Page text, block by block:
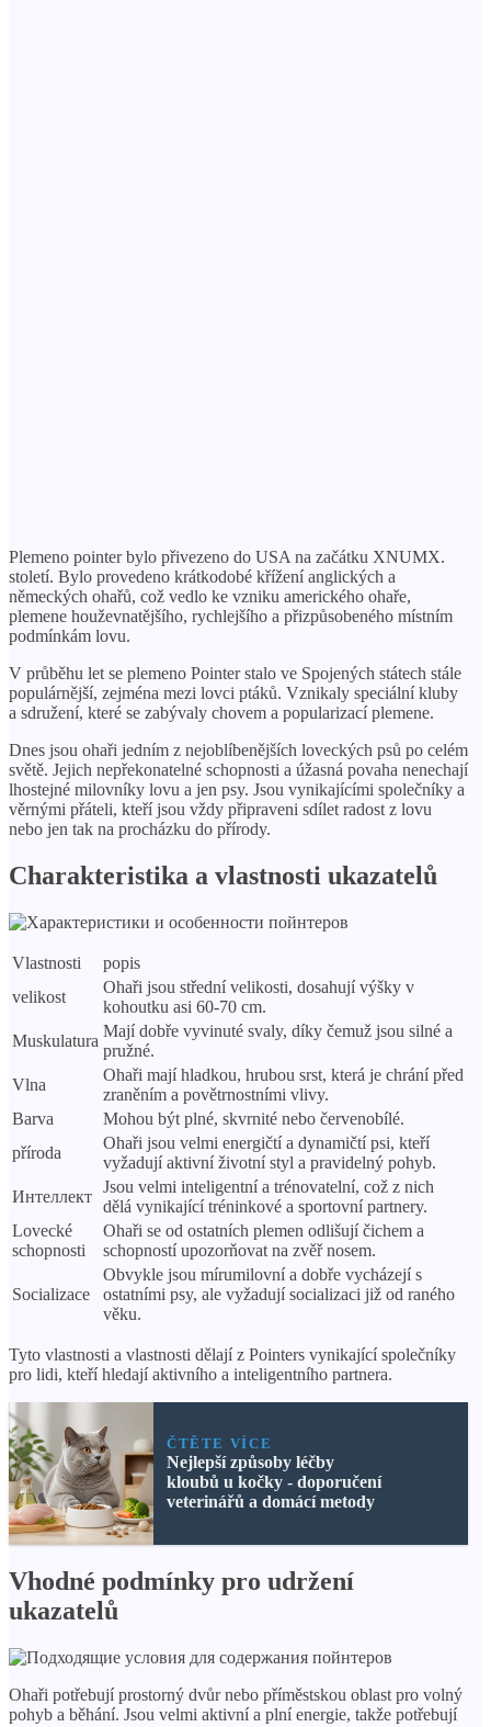
Plemeno pointer bylo přivezeno do USA na začátku XNUMX.
století. Bylo provedeno krátkodobé křížení anglických a
německých ohařů, což vedlo ke vzniku amerického ohaře,
plemene houževnatějšího, rychlejšího a přizpůsobeného místním
podmínkám lovu.
V průběhu let se plemeno Pointer stalo ve Spojených státech stále
populárnější, zejména mezi lovci ptáků. Vznikaly speciální kluby
a sdružení, které se zabývaly chovem a popularizací plemene.
Dnes jsou ohaři jedním z nejoblíbenějších loveckých psů po celém
světě. Jejich nepřekonatelné schopnosti a úžasná povaha nenechají
lhostejné milovníky lovu a jen psy. Jsou vynikajícími společníky a
věrnými přáteli, kteří jsou vždy připraveni sdílet radost z lovu
nebo jen tak na procházku do přírody.
Charakteristika a vlastnosti ukazatelů
Vlastnosti
popis
velikost
Ohaři jsou střední velikosti, dosahují výšky v
kohoutku asi 60-70 cm.
Muskulatura
Mají dobře vyvinuté svaly, díky čemuž jsou silné a
pružné.
Vlna
Ohaři mají hladkou, hrubou srst, která je chrání před
zraněním a povětrnostními vlivy.
Barva
Mohou být plné, skvrnité nebo červenobílé.
příroda
Ohaři jsou velmi energičtí a dynamičtí psi, kteří
vyžadují aktivní životní styl a pravidelný pohyb.
Интеллект
Jsou velmi inteligentní a trénovatelní, což z nich
dělá vynikající tréninkové a sportovní partnery.
Lovecké
schopnosti
Ohaři se od ostatních plemen odlišují čichem a
schopností upozorňovat na zvěř nosem.
Socializace
Obvykle jsou mírumilovní a dobře vycházejí s
ostatními psy, ale vyžadují socializaci již od raného
věku.
Tyto vlastnosti a vlastnosti dělají z Pointers vynikající společníky
pro lidi, kteří hledají aktivního a inteligentního partnera.
ČTĚTE VÍCE
Nejlepší způsoby léčby
kloubů u kočky - doporučení
veterinářů a domácí metody
Vhodné podmínky pro udržení
ukazatelů
Ohaři potřebují prostorný dvůr nebo příměstskou oblast pro volný
pohyb a běhání. Jsou velmi aktivní a plní energie, takže potřebují